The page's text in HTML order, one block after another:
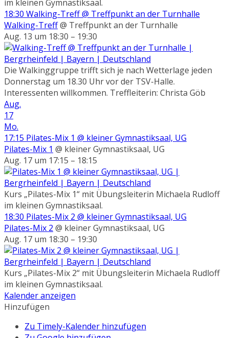
im kleinen Gymnastiksaal.
18:30 Walking-Treff@ Treffpunkt an der Turnhalle
Walking-Treff@ Treffpunkt an der Turnhalle
Aug. 13 um 18:30 – 19:30
Die Walkinggruppe trifft sich je nach Wetterlage jeden
Donnerstag um 18.30 Uhr vor der TSV-Halle.
Interessenten willkommen. Treffleiterin: Christa Göb
Aug.
17
Mo.
17:15 Pilates-Mix 1 @ kleiner Gymnastiksaal, UG
Pilates-Mix 1 @ kleiner Gymnastiksaal, UG
Aug. 17 um 17:15 – 18:15
Kurs „Pilates-Mix 1“ mit Übungsleiterin Michaela Rudloff
im kleinen Gymnastiksaal.
18:30 Pilates-Mix 2 @ kleiner Gymnastiksaal, UG
Pilates-Mix 2 @ kleiner Gymnastiksaal, UG
Aug. 17 um 18:30 – 19:30
Kurs „Pilates-Mix 2“ mit Übungsleiterin Michaela Rudloff
im kleinen Gymnastiksaal.
Kalender anzeigen
Hinzufügen
Zu Timely-Kalender hinzufügen